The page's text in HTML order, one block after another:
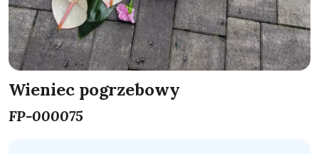
Wieniec pogrzebowy
FP-000075